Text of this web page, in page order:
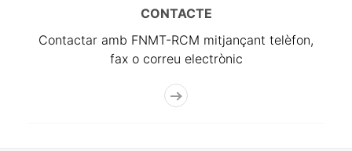
CONTACTE
Contactar amb FNMT-RCM mitjançant telèfon,
fax o correu electrònic